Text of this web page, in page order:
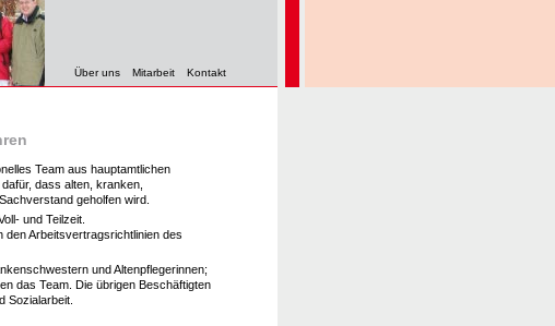
Über uns Mitarbeit Kontakt
Team aus hauptamtlichen
dass alten, kranken,
geholfen wird.
und Teilzeit.
Arbeitsvertragsrichtlinien des
und Altenpflegerinnen;
das Team. Die übrigen Beschäftigten
Sozialarbeit.